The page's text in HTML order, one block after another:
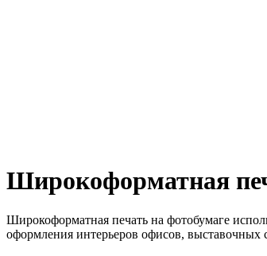
Широкоформатная
Широкоформатная печать на фотобумаге
оформления интерьеров офисов, выставочных